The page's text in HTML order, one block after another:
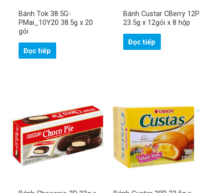
Bánh Tok 38.5G-
PMai_10Y20 38.5g x 20
gói
Đọc tiếp
Bánh Custar CBerry 12P
23.5g x 12gói x 8 hộp
Đọc tiếp